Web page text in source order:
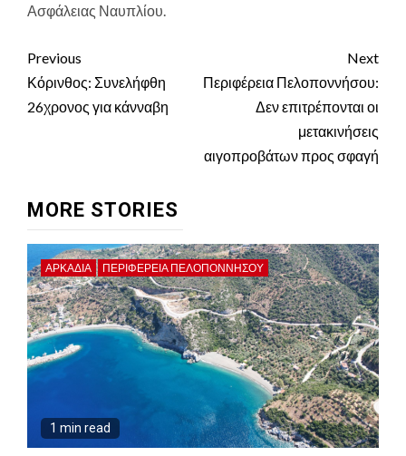
Ασφάλειας Ναυπλίου.
Continue
Reading
Previous
Κόρινθος: Συνελήφθη
26χρονος για κάνναβη
Next
Περιφέρεια Πελοποννήσου:
Δεν επιτρέπονται οι
μετακινήσεις
αιγοπροβάτων προς σφαγή
MORE STORIES
ΑΡΚΑΔΊΑ ΠΕΡΙΦΈΡΕΙΑ ΠΕΛΟΠΟΝΝΉΣΟΥ
1 min read